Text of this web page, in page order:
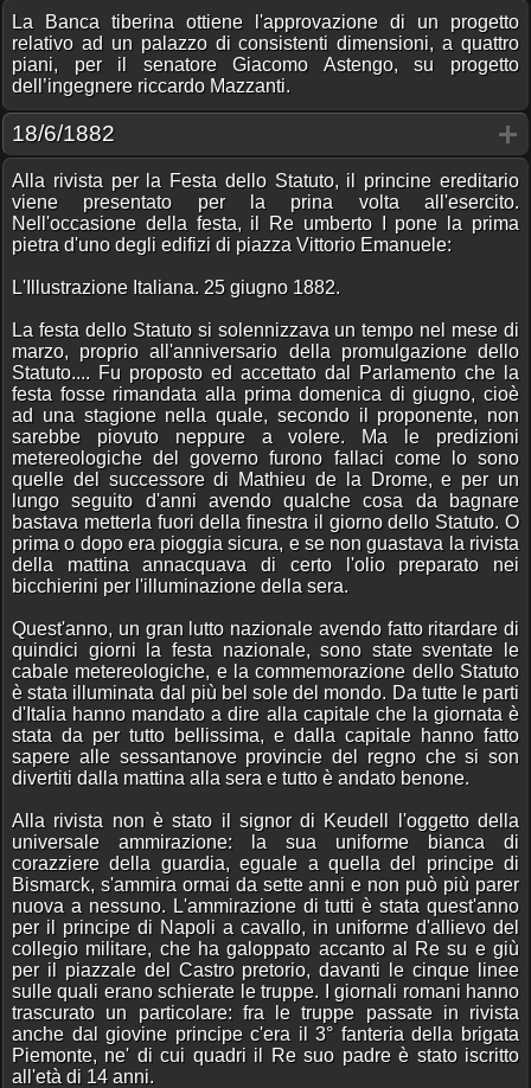
La Banca tiberina ottiene l'approvazione di un progetto
relativo ad un palazzo di consistenti dimensioni, a quattro
piani, per il senatore Giacomo Astengo, su progetto
dell’ingegnere riccardo Mazzanti.
18/6/1882
Alla rivista per la Festa dello Statuto, il princine ereditario
viene presentato per la prina volta all'esercito.
Nell'occasione della festa, il Re umberto I pone la prima
pietra d'uno degli edifizi di piazza Vittorio Emanuele:
L'Illustrazione Italiana. 25 giugno 1882.
La festa dello Statuto si solennizzava un tempo nel mese di
marzo, proprio all'anniversario della promulgazione dello
Statuto.... Fu proposto ed accettato dal Parlamento che la
festa fosse rimandata alla prima domenica di giugno, cioè
ad una stagione nella quale, secondo il proponente, non
sarebbe piovuto neppure a volere. Ma le predizioni
metereologiche del governo furono fallaci come lo sono
quelle del successore di Mathieu de la Drome, e per un
lungo seguito d'anni avendo qualche cosa da bagnare
bastava metterla fuori della finestra il giorno dello Statuto. O
prima o dopo era pioggia sicura, e se non guastava la rivista
della mattina annacquava di certo l'olio preparato nei
bicchierini per l'illuminazione della sera.
Quest'anno, un gran lutto nazionale avendo fatto ritardare di
quindici giorni la festa nazionale, sono state sventate le
cabale metereologiche, e la commemorazione dello Statuto
è stata illuminata dal più bel sole del mondo. Da tutte le parti
d'Italia hanno mandato a dire alla capitale che la giornata è
stata da per tutto bellissima, e dalla capitale hanno fatto
sapere alle sessantanove provincie del regno che si son
divertiti dalla mattina alla sera e tutto è andato benone.
Alla rivista non è stato il signor di Keudell l'oggetto della
universale ammirazione: la sua uniforme bianca di
corazziere della guardia, eguale a quella del principe di
Bismarck, s'ammira ormai da sette anni e non può più parer
nuova a nessuno. L'ammirazione di tutti è stata quest'anno
per il principe di Napoli a cavallo, in uniforme d'allievo del
collegio militare, che ha galoppato accanto al Re su e giù
per il piazzale del Castro pretorio, davanti le cinque linee
sulle quali erano schierate le truppe. I giornali romani hanno
trascurato un particolare: fra le truppe passate in rivista
anche dal giovine principe c'era il 3° fanteria della brigata
Piemonte, ne' di cui quadri il Re suo padre è stato iscritto
all'età di 14 anni.